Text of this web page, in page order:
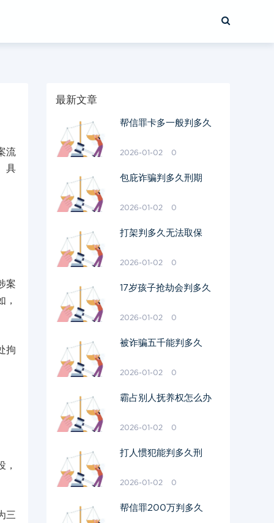
流
具
案
，
拘
三
最新文章
帮信罪卡多一般判多久
2026-01-02 0
包庇诈骗判多久刑期
2026-01-02 0
打架判多久无法取保
2026-01-02 0
17岁孩子抢劫会判多久
2026-01-02 0
被诈骗五千能判多久
2026-01-02 0
霸占别人抚养权怎么办
2026-01-02 0
打人惯犯能判多久刑
2026-01-02 0
帮信罪200万判多久